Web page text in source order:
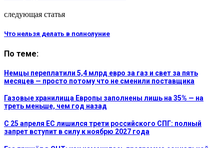
следующая статья
Что нельзя делать в полнолуние
По теме:
Немцы переплатили 5,4 млрд евро за газ и свет за пять
месяцев — просто потому что не сменили поставщика
Газовые хранилища Европы заполнены лишь на 35% — на
треть меньше, чем год назад
С 25 апреля ЕС лишился трети российского СПГ: полный
запрет вступит в силу к ноябрю 2027 года